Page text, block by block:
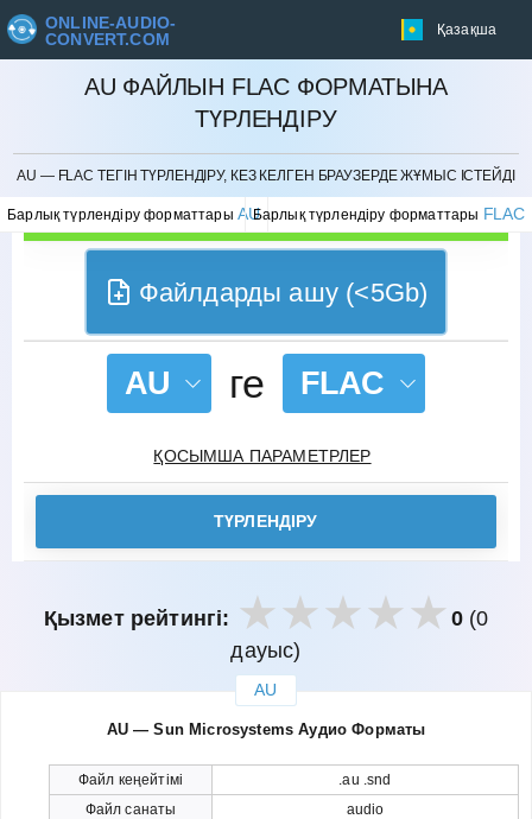
ONLINE-AUDIO-
CONVERT.COM
Қазақша
AU ФАЙЛЫН FLAC ФОРМАТЫНА
ТҮРЛЕНДІРУ
AU — FLAC ТЕГІН ТҮРЛЕНДІРУ, КЕЗ КЕЛГЕН БРАУЗЕРДЕ ЖҰМЫС ІСТЕЙДІ
Барлық түрлендіру форматтары AUБарлық түрлендіру форматтары FLAC
БОЛДЫРМАУ
Файлдарды ашу (<5Gb)
AU ге FLAC
ҚОСЫМША ПАРАМЕТРЛЕР
ТҮРЛЕНДІРУ
Қызмет рейтингі: 0(0
дауыс)
AU
AU — Sun Microsystems Аудио Форматы
Файл кеңейтімі
.au .snd
Файл санаты
audio